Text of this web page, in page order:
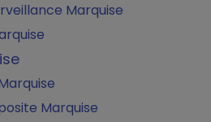
Marquise
Marquise